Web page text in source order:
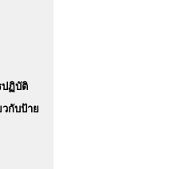
ปฏิบัติ
กับป้าย